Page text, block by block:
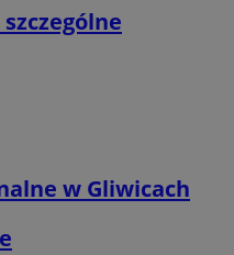
w Gliwicach